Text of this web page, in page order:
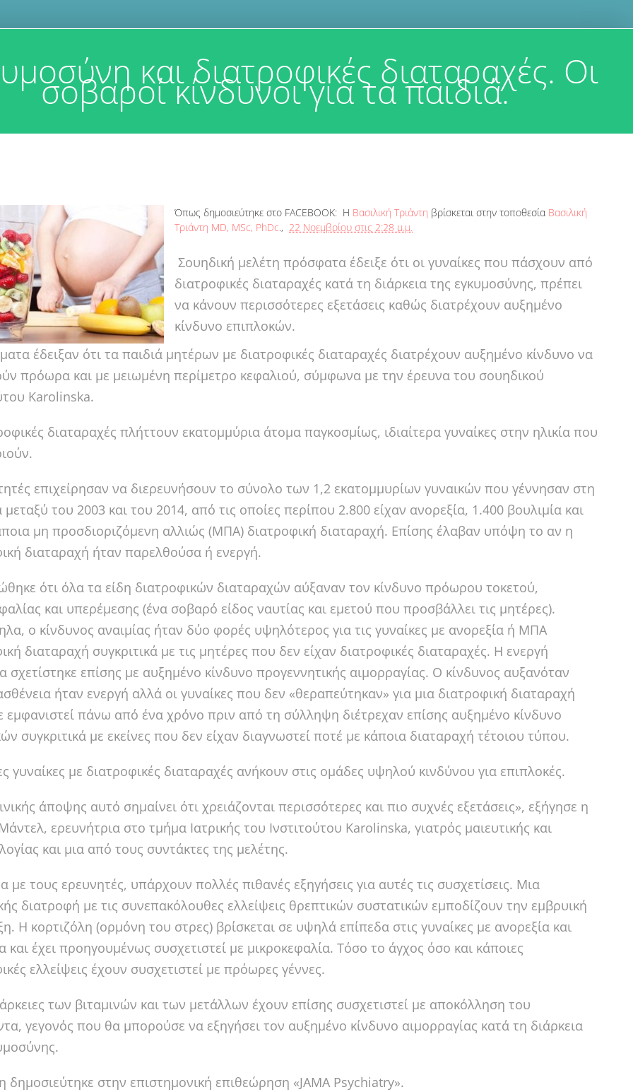
και διατροφικές διαταραχές. Οι
σοβαροί κίνδυνοι για τα παιδιά.
Όπως δημοσιεύτηκε στο FACEBOOK: Η Βασιλική Τριάντη βρίσκεται στην τοποθεσία Βασιλική
Τριάντη MD, MSc, PhDc., 22 Νοεμβρίου στις 2:28 μ.μ.
Σουηδική μελέτη πρόσφατα έδειξε ότι οι γυναίκες που πάσχουν από
διατροφικές διαταραχές κατά τη διάρκεια της εγκυμοσύνης, πρέπει
να κάνουν περισσότερες εξετάσεις καθώς διατρέχουν αυξημένο
κίνδυνο επιπλοκών.
έδειξαν ότι τα παιδιά μητέρων με διατροφικές διαταραχές διατρέχουν αυξημένο κίνδυνο να
πρόωρα και με μειωμένη περίμετρο κεφαλιού, σύμφωνα με την έρευνα του σουηδικού
Karolinska.
διαταραχές πλήττουν εκατομμύρια άτομα παγκοσμίως, ιδιαίτερα γυναίκες στην ηλικία που
επιχείρησαν να διερευνήσουν το σύνολο των 1,2 εκατομμυρίων γυναικών που γέννησαν στη
μεταξύ του 2003 και του 2014, από τις οποίες περίπου 2.800 είχαν ανορεξία, 1.400 βουλιμία και
μη προσδιοριζόμενη αλλιώς (ΜΠΑ) διατροφική διαταραχή. Επίσης έλαβαν υπόψη το αν η
διαταραχή ήταν παρελθούσα ή ενεργή.
ότι όλα τα είδη διατροφικών διαταραχών αύξαναν τον κίνδυνο πρόωρου τοκετού,
και υπερέμεσης (ένα σοβαρό είδος ναυτίας και εμετού που προσβάλλει τις μητέρες).
ο κίνδυνος αναιμίας ήταν δύο φορές υψηλότερος για τις γυναίκες με ανορεξία ή ΜΠΑ
διαταραχή συγκριτικά με τις μητέρες που δεν είχαν διατροφικές διαταραχές. Η ενεργή
σχετίστηκε επίσης με αυξημένο κίνδυνο προγεννητικής αιμορραγίας. Ο κίνδυνος αυξανόταν
ήταν ενεργή αλλά οι γυναίκες που δεν «θεραπεύτηκαν» για μια διατροφική διαταραχή
εμφανιστεί πάνω από ένα χρόνο πριν από τη σύλληψη διέτρεχαν επίσης αυξημένο κίνδυνο
συγκριτικά με εκείνες που δεν είχαν διαγνωστεί ποτέ με κάποια διαταραχή τέτοιου τύπου.
γυναίκες με διατροφικές διαταραχές ανήκουν στις ομάδες υψηλού κινδύνου για επιπλοκές.
άποψης αυτό σημαίνει ότι χρειάζονται περισσότερες και πιο συχνές εξετάσεις», εξήγησε η
ερευνήτρια στο τμήμα Ιατρικής του Ινστιτούτου Karolinska, γιατρός μαιευτικής και
και μια από τους συντάκτες της μελέτης.
με τους ερευνητές, υπάρχουν πολλές πιθανές εξηγήσεις για αυτές τις συσχετίσεις. Μια
διατροφή με τις συνεπακόλουθες ελλείψεις θρεπτικών συστατικών εμποδίζουν την εμβρυική
Η κορτιζόλη (ορμόνη του στρες) βρίσκεται σε υψηλά επίπεδα στις γυναίκες με ανορεξία και
και έχει προηγουμένως συσχετιστεί με μικροκεφαλία. Τόσο το άγχος όσο και κάποιες
ελλείψεις έχουν συσχετιστεί με πρόωρες γέννες.
των βιταμινών και των μετάλλων έχουν επίσης συσχετιστεί με αποκόλληση του
γεγονός που θα μπορούσε να εξηγήσει τον αυξημένο κίνδυνο αιμορραγίας κατά τη διάρκεια
δημοσιεύτηκε στην επιστημονική επιθεώρηση «JAMA Psychiatry».